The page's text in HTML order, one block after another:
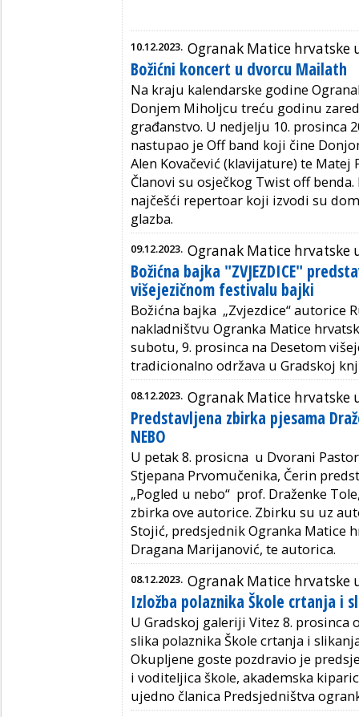
10.12.2023. Ogranak Matice hrvatske
Božićni koncert u dvorcu Mailath
Na kraju kalendarske godine
Donjem Miholjcu treću godinu
građanstvo. U nedjelju 10. prosinca
nastupao je Off band koji čine
Alen Kovačević (klavijature) te Matej
Članovi su osječkog Twist off
najčešći repertoar koji izvodi su
glazba.
09.12.2023. Ogranak Matice hrvatske
Božićna bajka "ZVJEZDICE"
višejezičnom festivalu bajki
Božićna bajka „Zvjezdice“ autorice
nakladništvu Ogranka Matice
subotu, 9. prosinca na Desetom
tradicionalno održava u Gradskoj
08.12.2023. Ogranak Matice hrvatske
Predstavljena zbirka pjesama
NEBO
U petak 8. prosicna u Dvorani
Stjepana Prvomučenika, Čerin
„Pogled u nebo“ prof. Draženke
zbirka ove autorice. Zbirku su uz
Stojić, predsjednik Ogranka Matice
Dragana Marijanović, te autorica.
08.12.2023. Ogranak Matice hrvatske
Izložba polaznika Škole crtanja i
U Gradskoj galeriji Vitez 8. prosinca
slika polaznika Škole crtanja i
Okupljene goste pozdravio je
i voditeljica škole, akademska
ujedno članica Predsjedništva